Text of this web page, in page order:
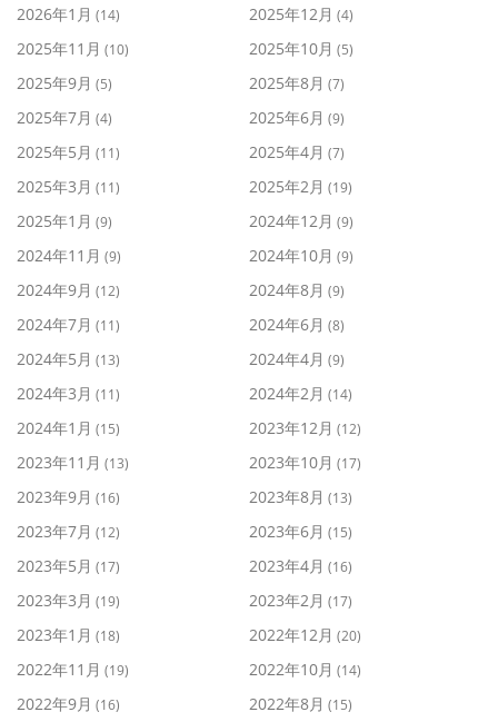
2026年1月 (14) 2025年12月 (4)
2025年11月 (10) 2025年10月 (5)
2025年9月 (5) 2025年8月 (7)
2025年7月 (4) 2025年6月 (9)
2025年5月 (11) 2025年4月 (7)
2025年3月 (11) 2025年2月 (19)
2025年1月 (9) 2024年12月 (9)
2024年11月 (9) 2024年10月 (9)
2024年9月 (12) 2024年8月 (9)
2024年7月 (11) 2024年6月 (8)
2024年5月 (13) 2024年4月 (9)
2024年3月 (11) 2024年2月 (14)
2024年1月 (15) 2023年12月 (12)
2023年11月 (13) 2023年10月 (17)
2023年9月 (16) 2023年8月 (13)
2023年7月 (12) 2023年6月 (15)
2023年5月 (17) 2023年4月 (16)
2023年3月 (19) 2023年2月 (17)
2023年1月 (18) 2022年12月 (20)
2022年11月 (19) 2022年10月 (14)
2022年9月 (16) 2022年8月 (15)